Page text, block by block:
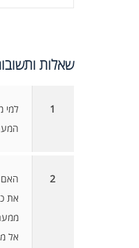
שאלות
1
למי
2
האם
את
אל